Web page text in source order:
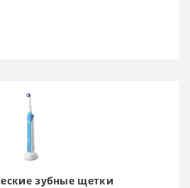
зубные щетки